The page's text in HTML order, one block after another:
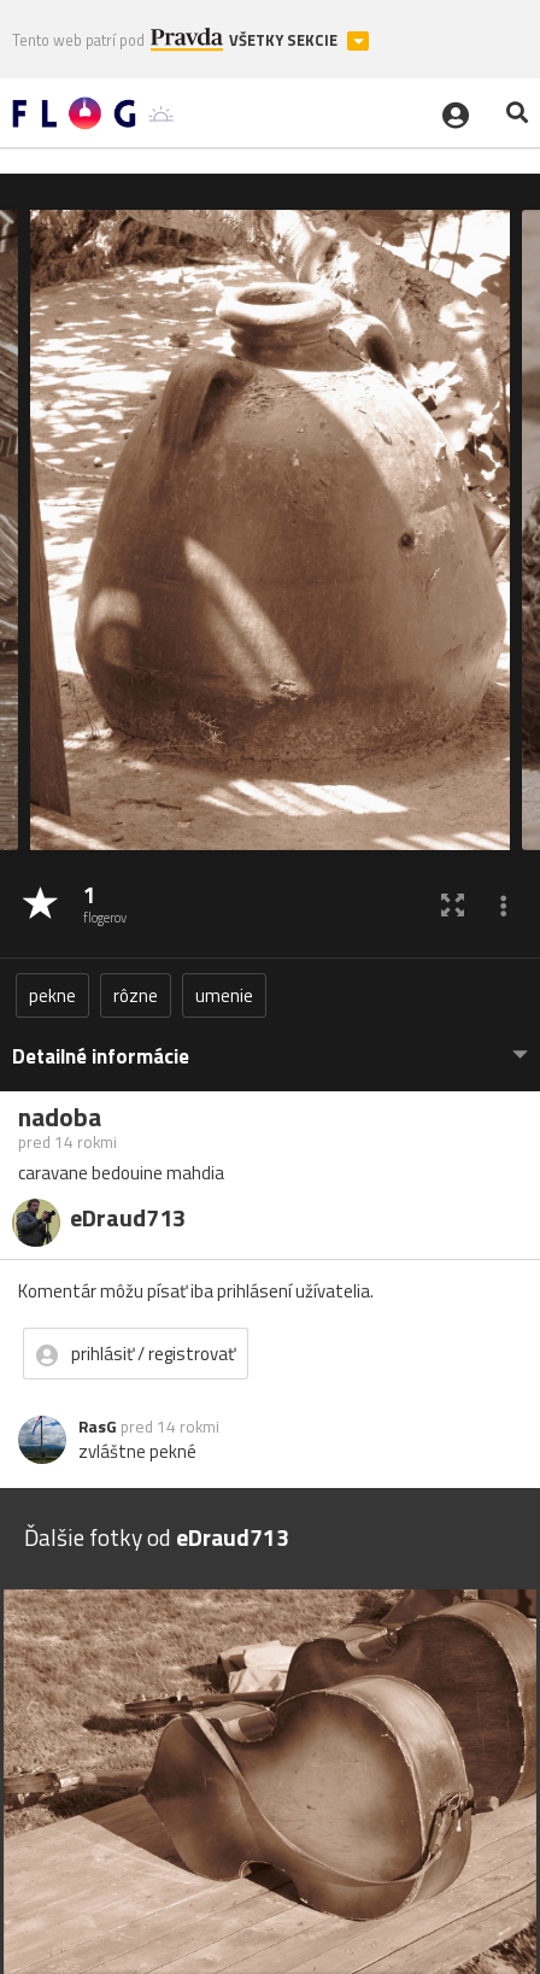
Tento web patrí pod VŠETKY SEKCIE
1
flogerov
pekne rôzne umenie
Detailné informácie
nadoba
pred 14 rokmi
caravane bedouine mahdia
eDraud713
Komentár môžu písať iba prihlásení užívatelia.
prihlásiť / registrovať
RasG pred 14 rokmi
zvláštne pekné
Ďalšie fotky od eDraud713